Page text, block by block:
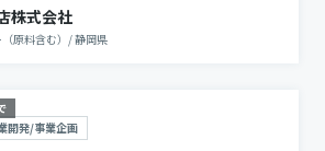
株式会社
原料含む） /静岡県
開発/事業企画